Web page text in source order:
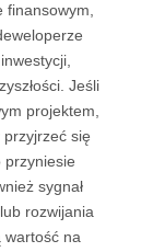
Jeśli
projektem,
przyjrzeć się
przyniesie
sygnał
rozwijania
wartość na